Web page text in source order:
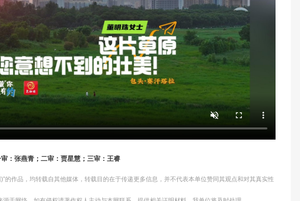
：张燕青；二审：贾星慧；三审：王睿
的作品，均转载自其他媒体，转载目的在于传递更多信息，并不代表本单位赞同其观点和对其真实性